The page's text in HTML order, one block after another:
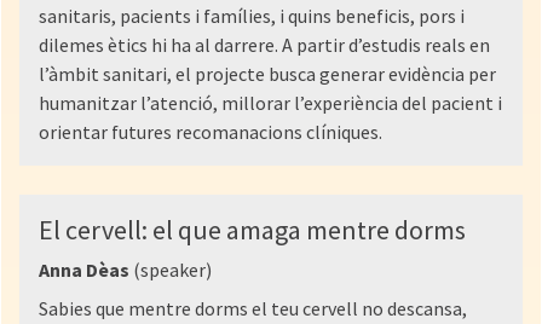
sanitaris, pacients i famílies, i quins beneficis, pors i
dilemes ètics hi ha al darrere. A partir d’estudis reals en
l’àmbit sanitari, el projecte busca generar evidència per
humanitzar l’atenció, millorar l’experiència del pacient i
orientar futures recomanacions clíniques.
El cervell: el que amaga mentre dorms
Anna Dèas (speaker)
Sabies que mentre dorms el teu cervell no descansa,